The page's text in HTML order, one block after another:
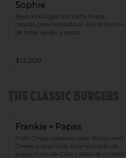
Sophie
Beyond burger con palta fresca,
cebolla caramelizada al vino tinto, mix
de hojas verdes y pesto.
$13.300
The Classic Burgers
Frankie + Papas
Pollo Crispy, coleslaw, salsa Bacon and
Cheese y pepinillos. Acompañado de
papas fritas del Club y salsa de cortesía.